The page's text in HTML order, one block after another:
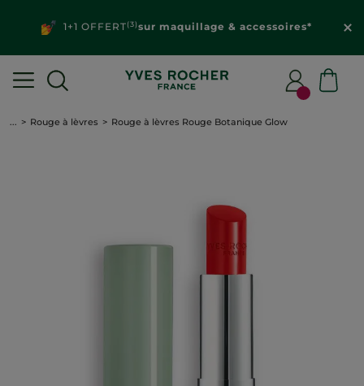
1+1 OFFERT(3)sur maquillage & accessoires*
... Rouge à lèvres Rouge à lèvres Rouge Botanique Glow